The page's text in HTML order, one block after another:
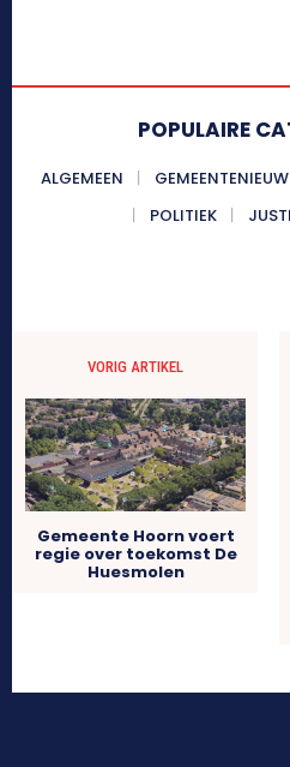
POPULAIRE
ALGEMEEN
POLITIEK
VORIG ARTIKEL
Gemeente Hoorn voert
regie over toekomst De
Huesmolen